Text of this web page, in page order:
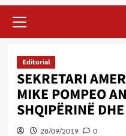
Menu
Editorial
SEKRETARI
MIKE POMPEO
SHQIPËRINË
28/09/2019 0